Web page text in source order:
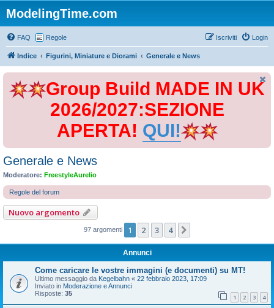
ModelingTime.com
FAQ Regole Login
Iscriviti
Indice Figurini, Miniature e Diorami Generale e News
Group Build MADE IN UK
2026/2027:SEZIONE
APERTA! QUI!
Generale e News
Moderatore: FreestyleAurelio
Regole del forum
Nuovo argomento
97 argomenti 1 2 3 4
Annunci
Come caricare le vostre immagini (e documenti) su MT!
Ultimo messaggio da Kegelbahn « 22 febbraio 2023, 17:09
Inviato in Moderazione e Annunci
Risposte: 35 1 2 3 4